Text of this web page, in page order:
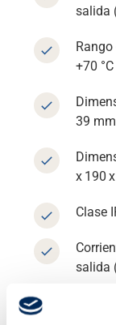
Soporte
Acerca de
Carrera
Media
salida
+70
39
x 190
Clase
salida